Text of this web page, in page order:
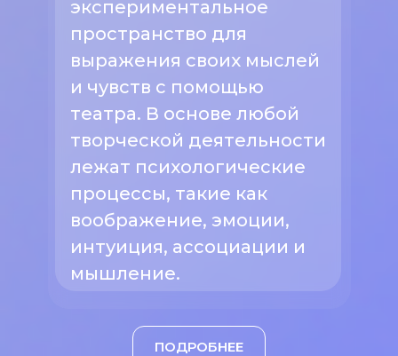
экспериментальное
пространство для
выражения своих мыслей
и чувств с помощью
театра. В основе любой
творческой деятельности
лежат психологические
процессы, такие как
воображение, эмоции,
интуиция, ассоциации и
мышление.
ПОДРОБНЕЕ